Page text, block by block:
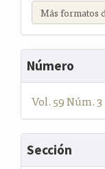
Más formatos
Número
Vol. 59 Núm. 3
Sección